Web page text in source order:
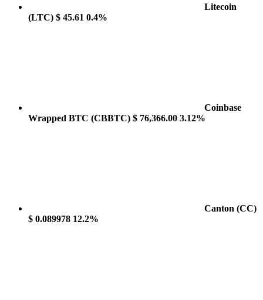
Litecoin
(LTC) $ 45.61 0.4%
Coinbase
Wrapped BTC (CBBTC) $ 76,366.00 3.12%
Canton (CC)
$ 0.089978 12.2%